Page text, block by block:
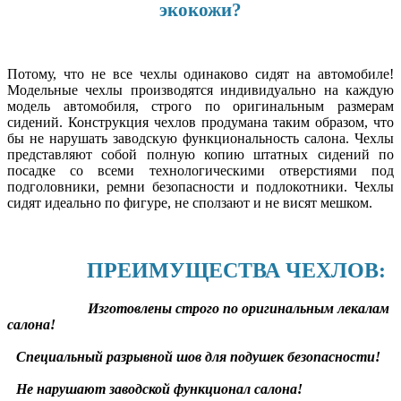
экокожи?
Потому, что не все чехлы одинаково сидят на автомобиле!
Модельные чехлы производятся индивидуально на каждую
модель автомобиля, строго по оригинальным размерам
сидений. Конструкция чехлов продумана таким образом, что
бы не нарушать заводскую функциональность салона. Чехлы
представляют собой полную копию штатных сидений по
посадке со всеми технологическими отверстиями под
подголовники, ремни безопасности и подлокотники. Чехлы
сидят идеально по фигуре, не сползают и не висят мешком.
ПРЕИМУЩЕСТВА ЧЕХЛОВ:
Изготовлены строго по оригинальным лекалам
салона!
Специальный разрывной шов для подушек безопасности!
Не нарушают заводской функционал салона!